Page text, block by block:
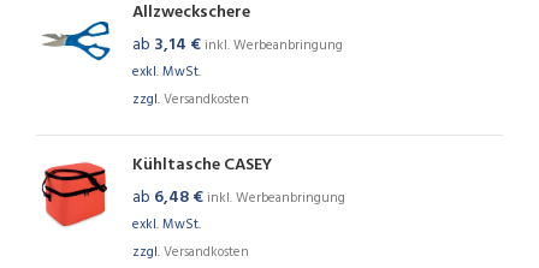
Allzweckschere
ab 3,14 € inkl. Werbeanbringung
exkl. MwSt.
zzgl.Versandkosten
Kühltasche CASEY
ab 6,48€ inkl. Werbeanbringung
exkl. MwSt.
zzgl.Versandkosten